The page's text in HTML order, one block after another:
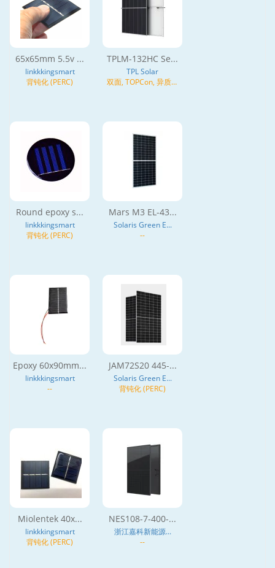
65x65mm 5.5v ...
linkkkingsmart
背钝化 (PERC)
TPLM-132HC Se...
TPL Solar
双面, TOPCon, 异质结
Round epoxy s...
linkkkingsmart
背钝化 (PERC)
Mars M3 EL-43...
Solaris Green E...
--
Epoxy 60x90mm...
linkkkingsmart
--
JAM72S20 445-...
Solaris Green E...
背钝化 (PERC)
Miolentek 40x...
linkkkingsmart
背钝化 (PERC)
NES108-7-400-...
浙江嘉科新能源...
--